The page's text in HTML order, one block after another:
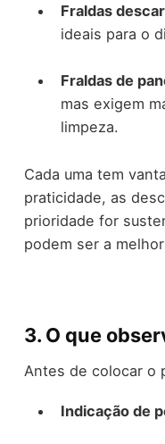
Fraldas
ideais para o
Fraldas de
mas exigem
limpeza.
Cada uma tem
praticidade, as
prioridade for
podem ser a
3. O que
Antes de colocar o
Indicação de